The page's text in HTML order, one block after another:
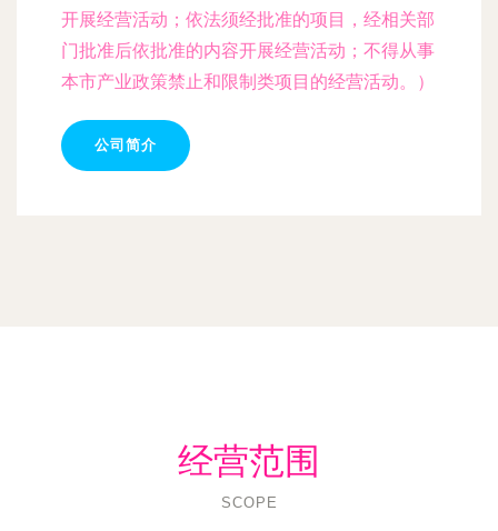
开展经营活动；依法须经批准的项目，经相关部
门批准后依批准的内容开展经营活动；不得从事
本市产业政策禁止和限制类项目的经营活动。）
公司简介
经营范围
SCOPE